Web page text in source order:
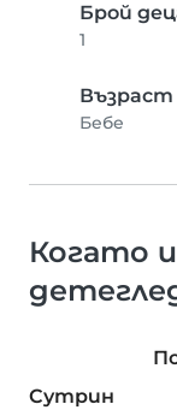
Брой
1
Бебе
Когато
Сутрин